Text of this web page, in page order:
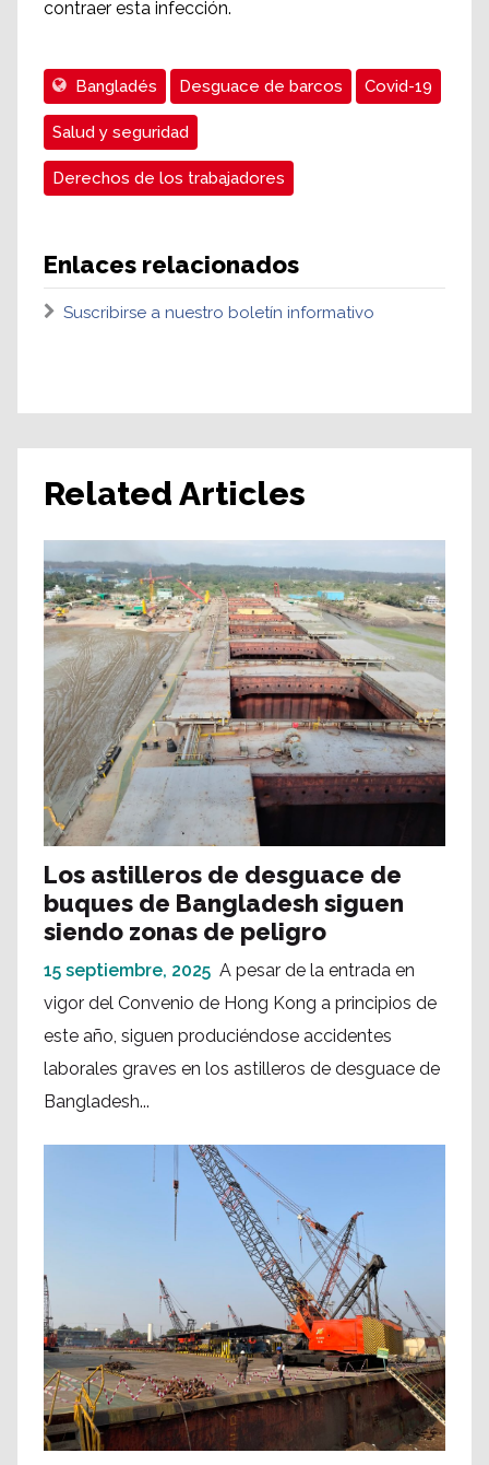
contraer esta infección.
Bangladés Desguace de barcos Covid-19
Salud y seguridad
Derechos de los trabajadores
Enlaces relacionados
Suscribirse a nuestro boletín informativo
Related Articles
Los astilleros de desguace de
buques de Bangladesh siguen
siendo zonas de peligro
15 septiembre, 2025 A pesar de la entrada en
vigor del Convenio de Hong Kong a principios de
este año, siguen produciéndose accidentes
laborales graves en los astilleros de desguace de
Bangladesh...